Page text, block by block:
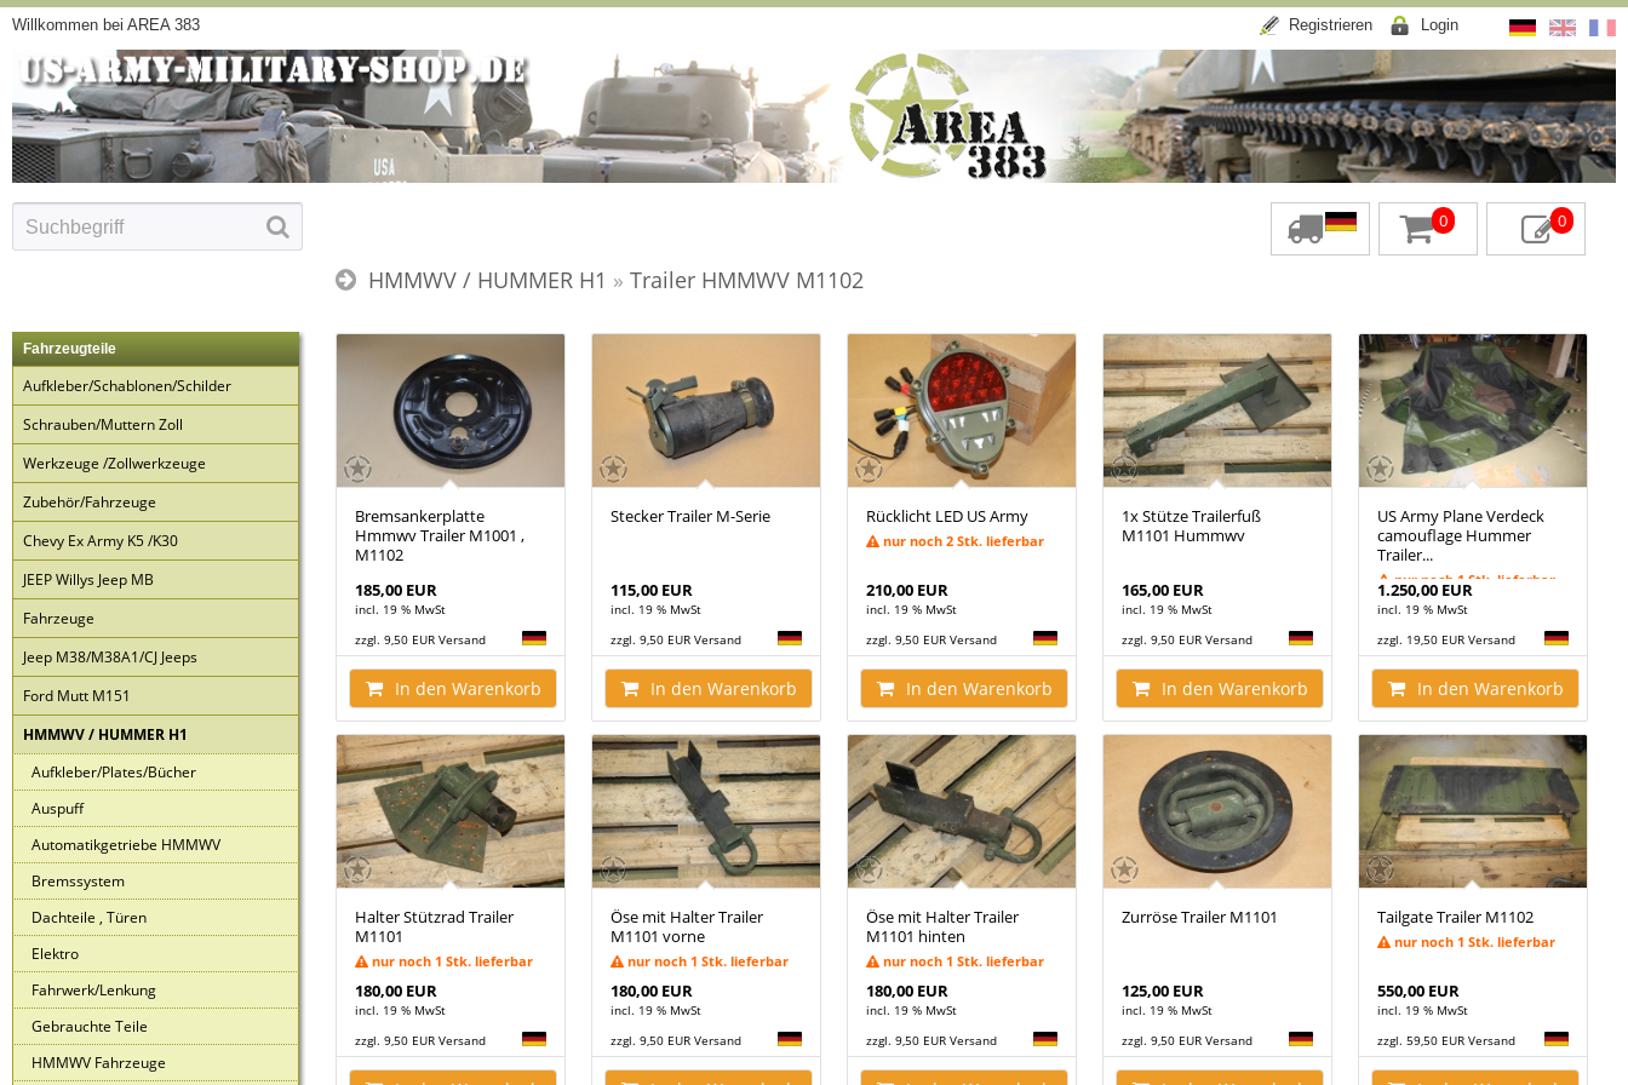
Willkommen bei AREA 383 Registrieren Login
0 0
HMMWV / HUMMER H1 » Trailer HMMWV M1102
Fahrzeugteile
Aufkleber/Schablonen/Schilder
Schrauben/Muttern Zoll
Werkzeuge /Zollwerkzeuge
Zubehör/Fahrzeuge
Chevy Ex Army K5 /K30
JEEP Willys Jeep MB
Fahrzeuge
Jeep M38/M38A1/CJ Jeeps
Ford Mutt M151
HMMWV / HUMMER H1
Aufkleber/Plates/Bücher
Auspuff
Automatikgetriebe HMMWV
Bremssystem
Dachteile , Türen
Elektro
Fahrwerk/Lenkung
Gebrauchte Teile
HMMWV Fahrzeuge
Bremsankerplatte
Hmmwv Trailer M1001 ,
M1102
185,00 EUR
incl. 19 % MwSt
zzgl. 9,50 EUR Versand
In den Warenkorb
Stecker Trailer M-Serie
115,00 EUR
incl. 19 % MwSt
zzgl. 9,50 EUR Versand
In den Warenkorb
Rücklicht LED US Army
nur noch 2 Stk. lieferbar
210,00 EUR
incl. 19 % MwSt
zzgl. 9,50 EUR Versand
In den Warenkorb
1x Stütze Trailerfuß
M1101 Hummwv
165,00 EUR
incl. 19 % MwSt
zzgl. 9,50 EUR Versand
In den Warenkorb
US Army Plane Verdeck
camouflage Hummer
Trailer...
nur noch 1 Stk. lieferbar
1.250,00 EUR
incl. 19 % MwSt
zzgl. 19,50 EUR Versand
In den Warenkorb
Halter Stützrad Trailer
M1101
nur noch 1 Stk. lieferbar
180,00 EUR
incl. 19 % MwSt
zzgl. 9,50 EUR Versand
Öse mit Halter Trailer
M1101 vorne
nur noch 1 Stk. lieferbar
180,00 EUR
incl. 19 % MwSt
zzgl. 9,50 EUR Versand
Öse mit Halter Trailer
M1101 hinten
nur noch 1 Stk. lieferbar
180,00 EUR
incl. 19 % MwSt
zzgl. 9,50 EUR Versand
Zurröse Trailer M1101
125,00 EUR
incl. 19 % MwSt
zzgl. 9,50 EUR Versand
Tailgate Trailer M1102
nur noch 1 Stk. lieferbar
550,00 EUR
incl. 19 % MwSt
zzgl. 59,50 EUR Versand